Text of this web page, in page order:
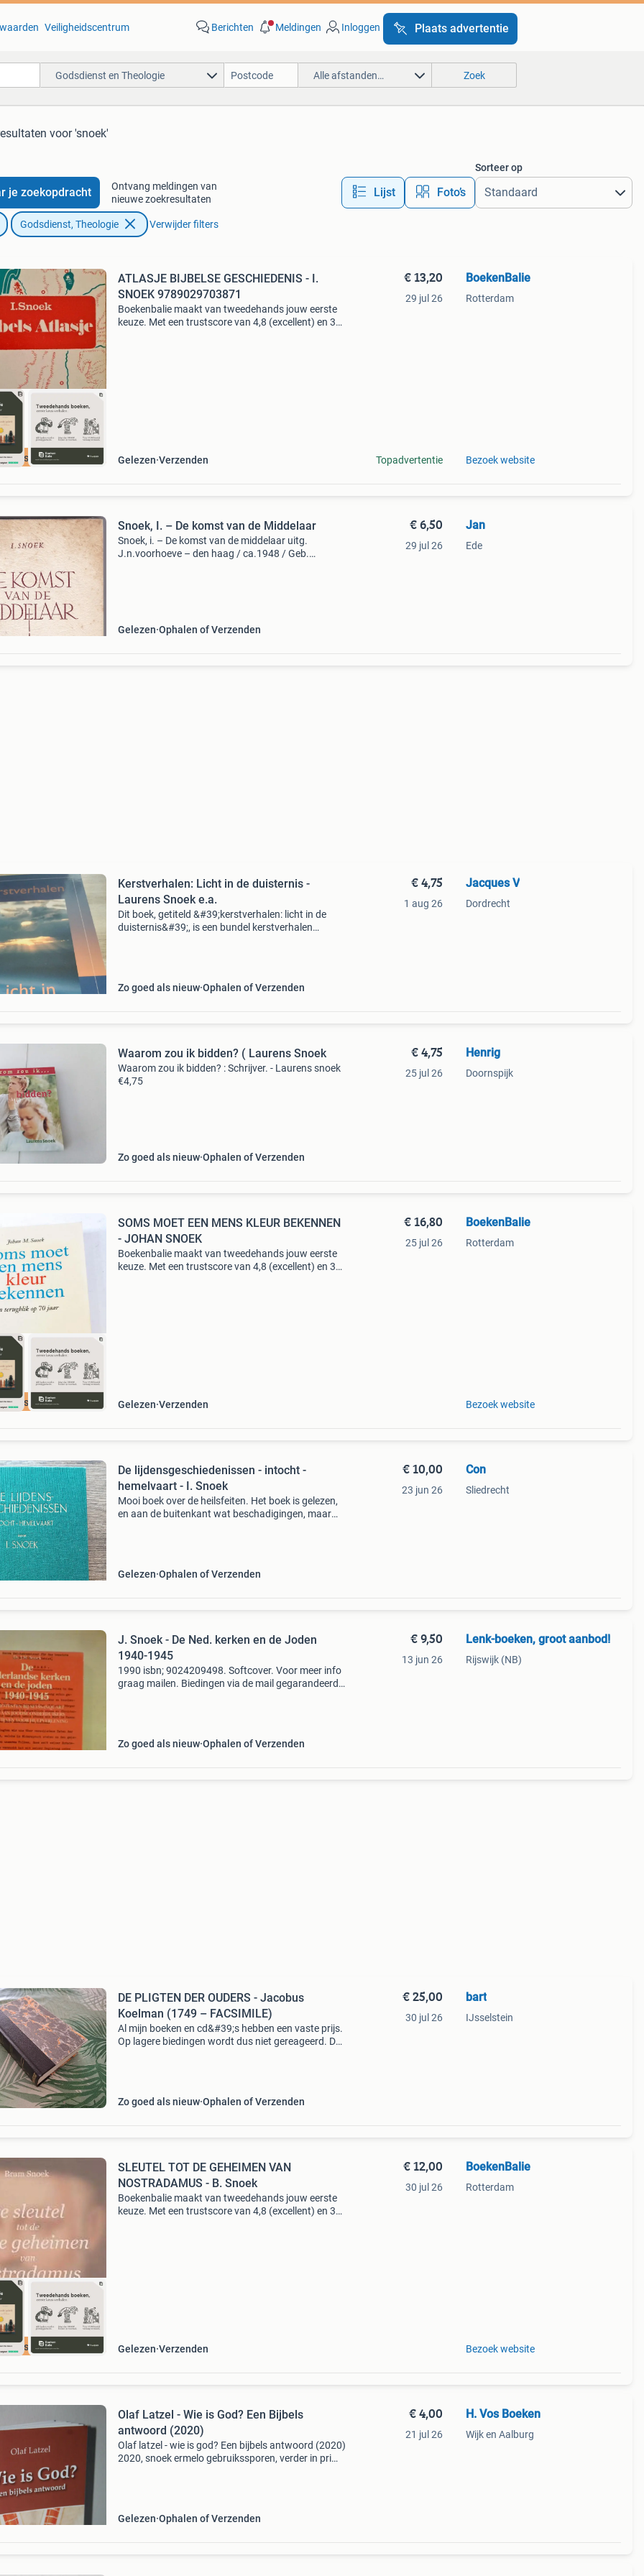
Veiligheidscentrum Berichten Meldingen Inloggen Plaats advertentie
Godsdienst en Theologie Alle afstanden… Zoek
voor 'snoek'
je zoekopdracht
Ontvang meldingen van
nieuwe zoekresultaten
Lijst Foto’s
Sorteer op
Godsdienst, Theologie Verwijder filters
prijs
ATLASJE BIJBELSE GESCHIEDENIS - I.
SNOEK 9789029703871
Boekenbalie maakt van tweedehands jouw eerste
keuze. Met een trustscore van 4,8 (excellent) en 30
Gelezen Verzenden
€ 13,20
29 jul 26
Topadvertentie
BoekenBalie
Rotterdam
Bezoek website
Snoek, I. – De komst van de Middelaar
Snoek, i. – De komst van de middelaar uitg.
J.n.voorhoeve – den haag / ca.1948 / Geb.
Gelezen Ophalen of Verzenden
€ 6,50
29 jul 26
Jan
Ede
Kerstverhalen: Licht in de duisternis -
Laurens Snoek e.a.
Dit boek, getiteld &#39;kerstverhalen: licht in de
duisternis&#39;, is een bundel kerstverhalen
Zo goed als nieuw Ophalen of Verzenden
€ 4,75
1 aug 26
Jacques V
Dordrecht
Waarom zou ik bidden? ( Laurens Snoek
Waarom zou ik bidden? : Schrijver. - Laurens snoek
€4,75
Zo goed als nieuw Ophalen of Verzenden
€ 4,75
25 jul 26
Henrig
Doornspijk
prijs
SOMS MOET EEN MENS KLEUR BEKENNEN
- JOHAN SNOEK
Boekenbalie maakt van tweedehands jouw eerste
keuze. Met een trustscore van 4,8 (excellent) en 30
Gelezen Verzenden
€ 16,80
25 jul 26
BoekenBalie
Rotterdam
Bezoek website
De lijdensgeschiedenissen - intocht -
hemelvaart - I. Snoek
Mooi boek over de heilsfeiten. Het boek is gelezen,
en aan de buitenkant wat beschadigingen, maar
Gelezen Ophalen of Verzenden
€ 10,00
23 jun 26
Con
Sliedrecht
J. Snoek - De Ned. kerken en de Joden
1940-1945
1990 isbn; 9024209498. Softcover. Voor meer info
graag mailen. Biedingen via de mail gegarandeerd
Zo goed als nieuw Ophalen of Verzenden
€ 9,50
13 jun 26
Lenk-boeken, groot aanbod!
Rijswijk (NB)
DE PLIGTEN DER OUDERS - Jacobus
Koelman (1749 – FACSIMILE)
Al mijn boeken en cd&#39;s hebben een vaste prijs.
Op lagere biedingen wordt dus niet gereageerd. De
Zo goed als nieuw Ophalen of Verzenden
€ 25,00
30 jul 26
bart
IJsselstein
prijs
SLEUTEL TOT DE GEHEIMEN VAN
NOSTRADAMUS - B. Snoek
Boekenbalie maakt van tweedehands jouw eerste
keuze. Met een trustscore van 4,8 (excellent) en 30
Gelezen Verzenden
€ 12,00
30 jul 26
BoekenBalie
Rotterdam
Bezoek website
Olaf Latzel - Wie is God? Een Bijbels
antwoord (2020)
Olaf latzel - wie is god? Een bijbels antwoord (2020)
2020, snoek ermelo gebruikssporen, verder in prima
Gelezen Ophalen of Verzenden
€ 4,00
21 jul 26
H. Vos Boeken
Wijk en Aalburg